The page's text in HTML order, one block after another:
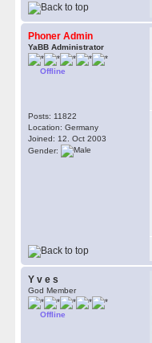
Phoner Admin
YaBB Administrator
Offline
Posts: 11822
Location: Germany
Joined: 12. Oct 2003
Gender:
Y v e s
God Member
Offline